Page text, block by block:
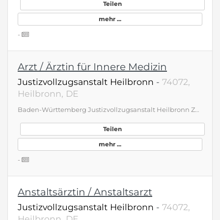
Teilen
mehr ...
-
Arzt / Ärztin für Innere Medizin
Justizvollzugsanstalt Heilbronn - 74072,
Heilbronn, DE
Baden-Württemberg Justizvollzugsanstalt Heilbronn Zur Verstärkung unseres Teams suchen wir für den Dienstort Heilbronn zum nächstmöglichen Zeitpunkt Anstaltsärztin/Anstaltsarzt (w/m/d) inVoll-/Teilzeit IhreAufgaben, insbesondere: • Durchführung allgemeinmedizinischer Sprechstunden sowie Akut- und Notfallversorgung von Inhaftierten • Erstuntersuchungen und Gesundheitsprüfungen bei Neuaufnahmen sowie die kontinuierliche Betreuung chronisch kranker Inhaftierter Das Behandlungsspektrum umfasst u. a.: • Allgemeinmedizinische, internistische und psychiatrische Krankheitsbilder • Suchtmedizinische Betreuung (u. a. Alkohol, Substitution, Entzug) • Infektiologische Versorgung (u. a. Hepatitis, HIV) Ihr Profil: • Approbation als Ärztin/Arzt • Möglichst Erfahrung in der Allgemeinmedizin, Inneren Medizin oder Psychiatrie • Facharztanerkennung ist wünschenswert, aber nicht zwingend erforderlich • Bereitschaft zur Erlangung der Substitutionsberechtigung gemäß § 5 BtMVV Wir bieten u. a.: • Sichere Beschäftigung im öffentlichen Dienst und ggfs. Übernahme in Beamtenverhältnis (A15) möglich • geregelte und familienfreundliche Arbeitszeiten (kein Schichtdienst, keine Nacht-/Wochenenddienste), Teilzeit ist möglich • Eine ärztliche Tätigkeit außerhalb der kassenärztlichen Abrechnungszwänge • Die Vergütung erfolgt nach dem Tarifvertrag für Ärztinnen und Ärzte der Länder (TV-Ärzte) in der Entgeltgruppe Ä1 bzw. mit fachärztlicher Qualifikation in Ä2 Haben wir Ihr Interesse geweckt? Nähere Informationen zur Anstalt und Tätigkeit sowie datenschutzrechtliche Hinweise finden Sie im Internet unter https://jva-heilbronn.justiz-bw.de/pb/,Lde/Startseite. Informieren Sie sich gerne im Vorfeld Ihrer Bewerbung telefonisch bei Verwaltungsleiterin Frau Csaszar unter 07131/798-120 oder stellvertretenden Verwaltungsleitung Frau Kessler unter 07131/798-123. Justizvollzugsanstalt Heilbronn, Verwaltungsleitung, Steinstraße 21, 74072 Heilbronn, poststelle@jvaheilbronn.justiz.bwl.de
Teilen
mehr ...
-
Anstaltsärztin / Anstaltsarzt
Justizvollzugsanstalt Heilbronn - 74072,